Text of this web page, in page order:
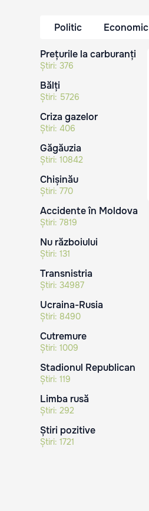
Politic Economic
Prețurile la carburanți
Știri: 376
Bălți
Știri: 5726
Criza gazelor
Știri: 406
Găgăuzia
Știri: 10842
Chișinău
Știri: 770
Accidente în Moldova
Știri: 7819
Nu războiului
Știri: 131
Transnistria
Știri: 34987
Ucraina-Rusia
Știri: 8490
Cutremure
Știri: 1009
Stadionul Republican
Știri: 119
Limba rusă
Știri: 292
Știri pozitive
Știri: 1721